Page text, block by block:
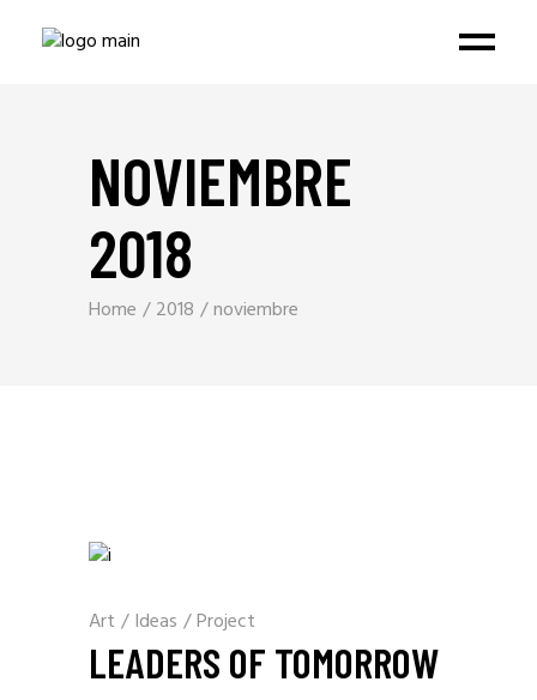
NOVIEMBRE
2018
Home 2018 noviembre
Art / Ideas /Project
LEADERS OF TOMORROW